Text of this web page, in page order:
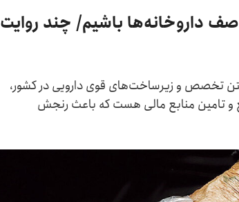
داروخانه‌ها باشیم/ چند روایت
تخصص و زیرساخت‌های قوی دارویی در کشور،
تامین منابع مالی هست که باعث رنجش